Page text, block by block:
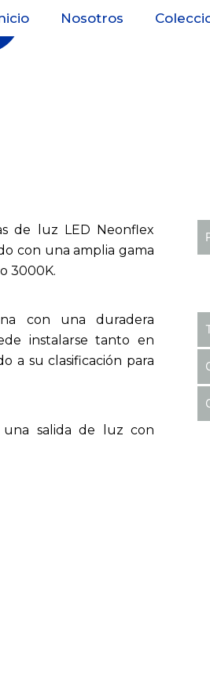
Nosotros
de luz LED Neonflex
con una amplia gama
3000K.
con una duradera
instalarse tanto en
a su clasificación para
salida de luz con